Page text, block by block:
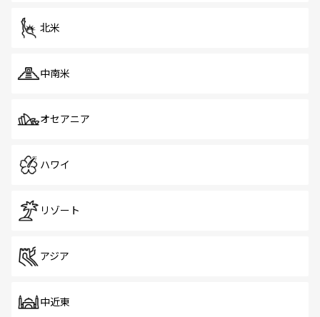
北米
中南米
オセアニア
ハワイ
リゾート
アジア
中近東